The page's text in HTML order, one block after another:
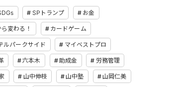
SPトランプ お金
変わる！ カードゲーム
ルパークサイド マイベストプロ
六本木 助成金 労務管理
山中伸枝 山中塾 山岡仁美